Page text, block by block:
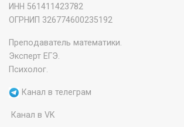
ИНН 561411423782
‌ОГРНИП 326774600235192
Преподаватель математики.
Эксперт ЕГЭ.
Психолог.
Канал в телеграм
Канал в VK